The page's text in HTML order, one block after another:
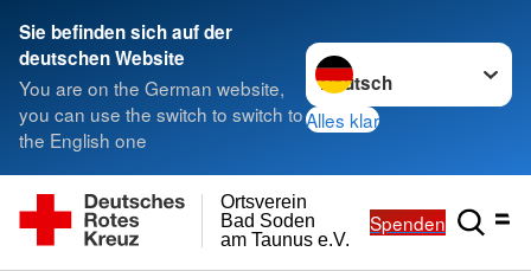
Sie befinden sich auf der
deutschen Website
You are on the German website,
you can use the switch to switch to
the English one
Sprache wechseln zu
Alles klar
am Taunus e.V.
Bad Soden
Ortsverein
Spenden